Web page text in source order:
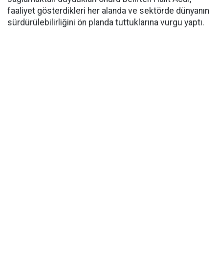
faaliyet gösterdikleri her alanda ve sektörde dünyanın
sürdürülebilirliğini ön planda tuttuklarına vurgu yaptı.